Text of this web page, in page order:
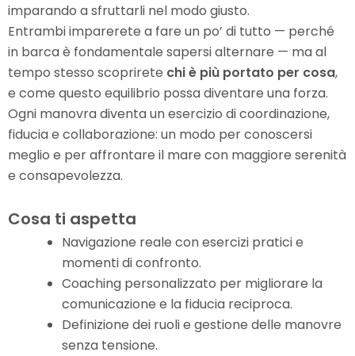
imparando a sfruttarli nel modo giusto.
Entrambi imparerete a fare un po’ di tutto — perché
in barca è fondamentale sapersi alternare — ma al
tempo stesso scoprirete chi è più portato per cosa,
e come questo equilibrio possa diventare una forza.
Ogni manovra diventa un esercizio di coordinazione,
fiducia e collaborazione: un modo per conoscersi
meglio e per affrontare il mare con maggiore serenità
e consapevolezza.
Cosa ti aspetta
Navigazione reale con esercizi pratici e
momenti di confronto.
Coaching personalizzato per migliorare la
comunicazione e la fiducia reciproca.
Definizione dei ruoli e gestione delle manovre
senza tensione.